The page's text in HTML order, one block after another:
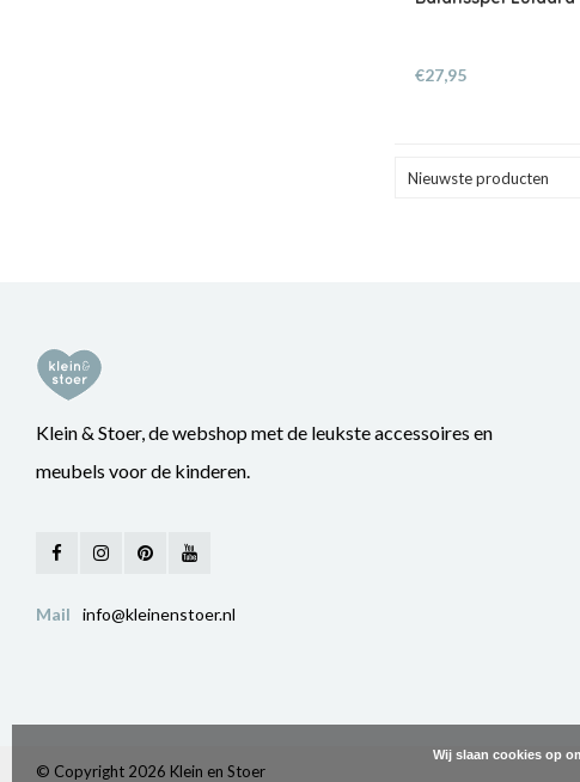
€27,95
Nieuwste producten
Klein & Stoer, de webshop met de leukste accessoires en
meubels voor de kinderen.
Mail info@kleinenstoer.nl
© Copyright 2026 Klein en Stoer
Wij slaan cookies op